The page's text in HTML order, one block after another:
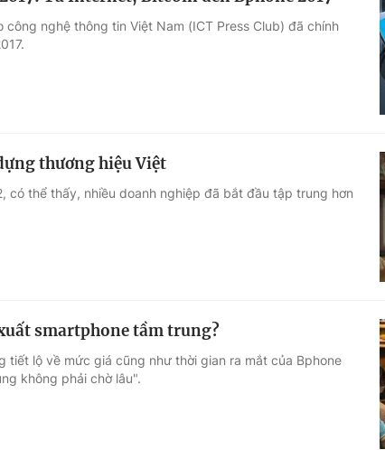
nghệ thông tin Việt Nam (ICT Press Club) đã chính
thương hiệu Việt
có thể thấy, nhiều doanh nghiệp đã bắt đầu tập trung hơn
smartphone tầm trung?
tiết lộ về mức giá cũng như thời gian ra mắt của Bphone
không phải chờ lâu".